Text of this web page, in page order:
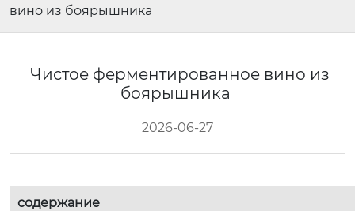
вино из боярышника
Чистое ферментированное вино из
боярышника
2026-06-27
содержание